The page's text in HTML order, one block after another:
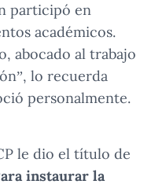
participó en
académicos.
abocado al trabajo
lo recuerda
personalmente.
le dio el título de
instaurar la